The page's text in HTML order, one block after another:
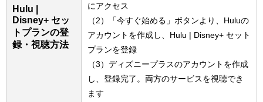
Hulu |
Disney+ セッ
トプランの登
録・視聴方法
にアクセス
（2）「今すぐ始める」ボタンより、Huluの
アカウントを作成し、Hulu | Disney+ セット
プランを登録
（3）ディズニープラスのアカウントを作成
し、登録完了。両方のサービスを視聴でき
ます